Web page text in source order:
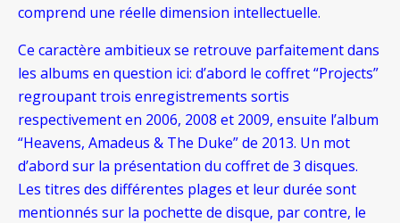
comprend une réelle dimension intellectuelle.
Ce caractère ambitieux se retrouve parfaitement dans
les albums en question ici: d’abord le coffret “Projects”
regroupant trois enregistrements sortis
respectivement en 2006, 2008 et 2009, ensuite l’album
“Heavens, Amadeus & The Duke” de 2013. Un mot
d’abord sur la présentation du coffret de 3 disques.
Les titres des différentes plages et leur durée sont
mentionnés sur la pochette de disque, par contre, le